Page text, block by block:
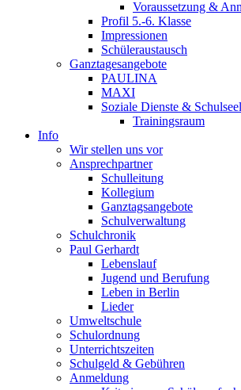
Voraussetzung &
Profil 5.-6. Klasse
Impressionen
Schüleraustausch
Ganztagesangebote
PAULINA
MAXI
Soziale Dienste &
Trainingsraum
Info
Wir stellen uns vor
Ansprechpartner
Schulleitung
Kollegium
Ganztagsangebote
Schulverwaltung
Schulchronik
Paul Gerhardt
Lebenslauf
Jugend und Berufung
Leben in Berlin
Lieder
Umweltschule
Schulordnung
Unterrichtszeiten
Schulgeld & Gebühren
Anmeldung